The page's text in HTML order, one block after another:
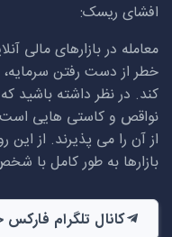
افشای ریسک:
معامله در بازارهای مالی
خطر از دست رفتن سرمایه،
کند. در نظر داشته باشید
نواقص و کاستی هایی است
از آن را می پذیرند. از
بازارها به طور کامل با
کانال تلگرام